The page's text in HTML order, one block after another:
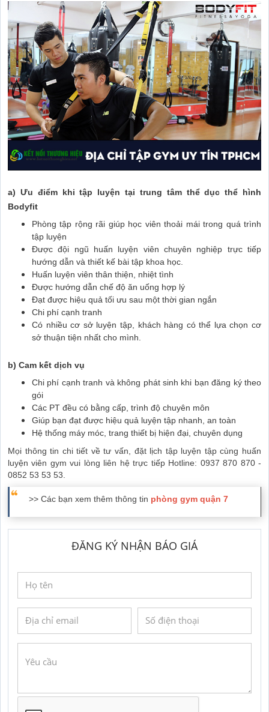
a) Ưu điểm khi tập luyện tại trung tâm thể dục thể hình
Bodyfit
Phòng tập rộng rãi giúp học viên thoải mái trong quá trình
tập luyện
Được đội ngũ huấn luyện viên chuyên nghiệp trực tiếp
hướng dẫn và thiết kế bài tập khoa học.
Huấn luyện viên thân thiện, nhiệt tình
Được hướng dẫn chế độ ăn uống hợp lý
Đạt được hiệu quả tối ưu sau một thời gian ngắn
Chi phí cạnh tranh
Có nhiều cơ sở luyện tập, khách hàng có thể lựa chọn cơ
sở thuận tiện nhất cho mình.
b) Cam kết dịch vụ
Chi phí cạnh tranh và không phát sinh khi bạn đăng ký theo
gói
Các PT đều có bằng cấp, trình độ chuyên môn
Giúp bạn đạt được hiệu quả luyện tập nhanh, an toàn
Hệ thống máy móc, trang thiết bị hiện đại, chuyên dụng
Mọi thông tin chi tiết về tư vấn, đặt lịch tập luyện tập cùng huấn
luyện viên gym vui lòng liên hệ trực tiếp Hotline: 0937 870 870 -
0852 53 53 53.
>> Các bạn xem thêm thông tin phòng gym quận 7
ĐĂNG KÝ NHẬN BÁO GIÁ